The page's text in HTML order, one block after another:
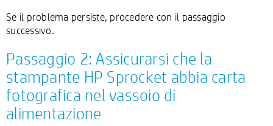
Se il problema persiste, procedere con il passaggio
successivo.
Passaggio 2: Assicurarsi che la
stampante HP Sprocket abbia carta
fotografica nel vassoio di
alimentazione